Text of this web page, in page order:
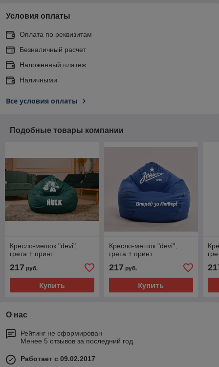
Условия оплаты
Оплата по реквизитам
Безналичный расчет
Наложенный платеж
Наличными
Все условия оплаты
Подобные товары компании
Кресло-мешок "devi",
грета + принт
217 руб.
Купить
Кресло-мешок "devi",
грета + принт
217 руб.
Купить
О нас
Рейтинг не сформирован
Менее 5 отзывов за последний год
Работает с 09.02.2017